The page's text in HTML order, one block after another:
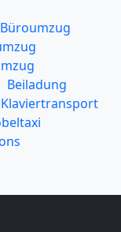
Büroumzug
Beiladung
Klaviertransport